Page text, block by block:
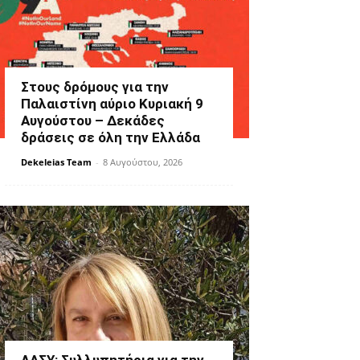
Στους δρόμους για την
Παλαιστίνη αύριο Κυριακή 9
Αυγούστου – Δεκάδες
δράσεις σε όλη την Ελλάδα
Dekeleias Team - 8 Αυγούστου, 2026